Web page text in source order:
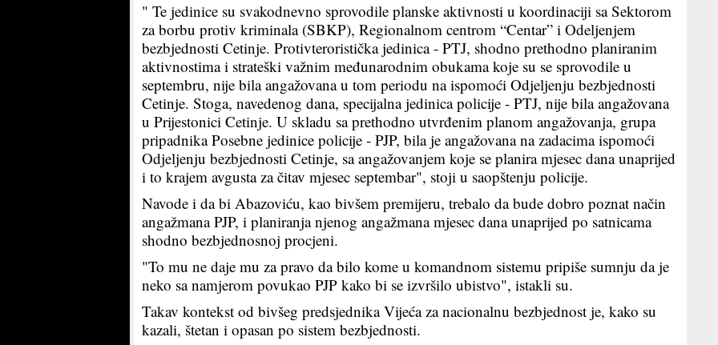
" Te jedinice su svakodnevno sprovodile planske aktivnosti u koordinaciji sa Sektorom
za borbu protiv kriminala (SBKP), Regionalnom centrom “Centar” i Odeljenjem
bezbjednosti Cetinje. Protivteroristička jedinica - PTJ, shodno prethodno planiranim
aktivnostima i strateški važnim međunarodnim obukama koje su se sprovodile u
septembru, nije bila angažovana u tom periodu na ispomoći Odjeljenju bezbjednosti
Cetinje. Stoga, navedenog dana, specijalna jedinica policije - PTJ, nije bila angažovana
u Prijestonici Cetinje. U skladu sa prethodno utvrđenim planom angažovanja, grupa
pripadnika Posebne jedinice policije - PJP, bila je angažovana na zadacima ispomoći
Odjeljenju bezbjednosti Cetinje, sa angažovanjem koje se planira mjesec dana unaprijed
i to krajem avgusta za čitav mjesec septembar", stoji u saopštenju policije.
Navode i da bi Abazoviću, kao bivšem premijeru, trebalo da bude dobro poznat način
angažmana PJP, i planiranja njenog angažmana mjesec dana unaprijed po satnicama
shodno bezbjednosnoj procjeni.
"To mu ne daje mu za pravo da bilo kome u komandnom sistemu pripiše sumnju da je
neko sa namjerom povukao PJP kako bi se izvršilo ubistvo", istakli su.
Takav kontekst od bivšeg predsjednika Vijeća za nacionalnu bezbjednost je, kako su
kazali, štetan i opasan po sistem bezbjednosti.